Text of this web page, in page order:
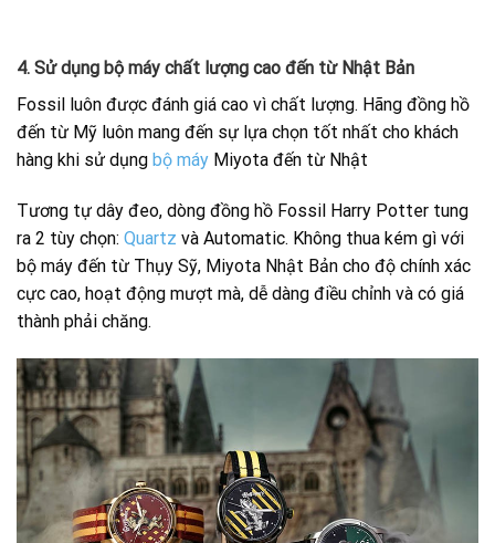
4. Sử dụng bộ máy chất lượng cao đến từ Nhật Bản
Fossil luôn được đánh giá cao vì chất lượng. Hãng đồng hồ
đến từ Mỹ luôn mang đến sự lựa chọn tốt nhất cho khách
hàng khi sử dụng bộ máy Miyota đến từ Nhật
Tương tự dây đeo, dòng đồng hồ Fossil Harry Potter tung
ra 2 tùy chọn: Quartz và Automatic. Không thua kém gì với
bộ máy đến từ Thụy Sỹ, Miyota Nhật Bản cho độ chính xác
cực cao, hoạt động mượt mà, dễ dàng điều chỉnh và có giá
thành phải chăng.